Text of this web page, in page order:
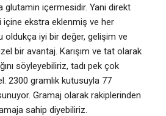
glutamin içermesidir. Yani direkt
içine ekstra eklenmiş ve her
oldukça iyi bir değer, gelişim ve
bir avantaj. Karışım ve tat olarak
söyleyebiliriz, tadı pek çok
2300 gramlık kutusuyla 77
Gramaj olarak rakiplerinden
sahip diyebiliriz.